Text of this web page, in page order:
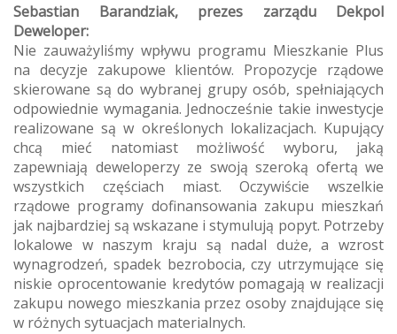
Sebastian Barandziak, prezes zarządu Dekpol
Deweloper:
Nie zauważyliśmy wpływu programu Mieszkanie Plus
na decyzje zakupowe klientów. Propozycje rządowe
skierowane są do wybranej grupy osób, spełniających
odpowiednie wymagania. Jednocześnie takie inwestycje
realizowane są w określonych lokalizacjach. Kupujący
chcą mieć natomiast możliwość wyboru, jaką
zapewniają deweloperzy ze swoją szeroką ofertą we
wszystkich częściach miast. Oczywiście wszelkie
rządowe programy dofinansowania zakupu mieszkań
jak najbardziej są wskazane i stymulują popyt. Potrzeby
lokalowe w naszym kraju są nadal duże, a wzrost
wynagrodzeń, spadek bezrobocia, czy utrzymujące się
niskie oprocentowanie kredytów pomagają w realizacji
zakupu nowego mieszkania przez osoby znajdujące się
w różnych sytuacjach materialnych.